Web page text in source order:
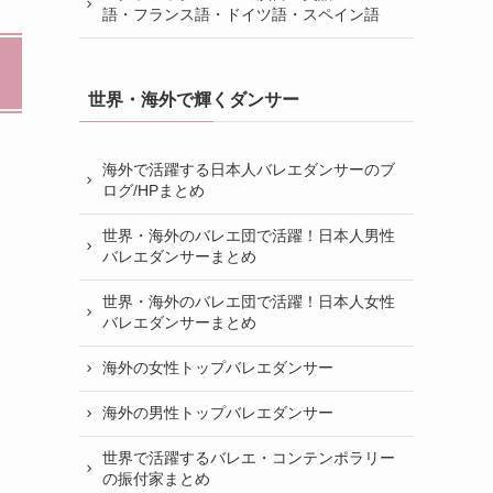
語・フランス語・ドイツ語・スペイン語
世界・海外で輝くダンサー
海外で活躍する日本人バレエダンサーのブ
ログ/HPまとめ
世界・海外のバレエ団で活躍！日本人男性
バレエダンサーまとめ
世界・海外のバレエ団で活躍！日本人女性
バレエダンサーまとめ
海外の女性トップバレエダンサー
海外の男性トップバレエダンサー
世界で活躍するバレエ・コンテンポラリー
の振付家まとめ